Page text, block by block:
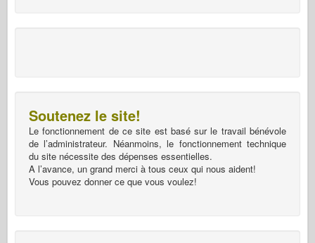
Soutenez le site!
Le fonctionnement de ce site est basé sur le travail bénévole
de l’administrateur. Néanmoins, le fonctionnement technique
du site nécessite des dépenses essentielles.
A l’avance, un grand merci à tous ceux qui nous aident!
Vous pouvez donner ce que vous voulez!